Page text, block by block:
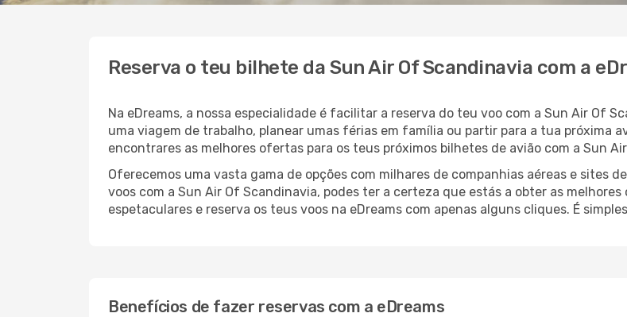
Reserva o teu bilhete da Sun Air Of Scandinavia com a
Na eDreams, a nossa especialidade é facilitar a reserva do teu voo com a Sun Air Of
uma viagem de trabalho, planear umas férias em família ou partir para a tua próxima
encontrares as melhores ofertas para os teus próximos bilhetes de avião com a Sun
Oferecemos uma vasta gama de opções com milhares de companhias aéreas e sites
voos com a Sun Air Of Scandinavia, podes ter a certeza que estás a obter as
espetaculares e reserva os teus voos na eDreams com apenas alguns cliques. É
Benefícios de fazer reservas com a eDreams